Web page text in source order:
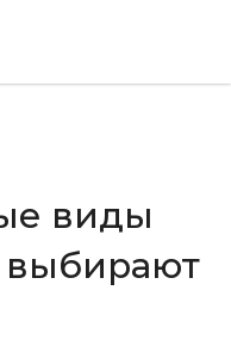
виды
выбирают